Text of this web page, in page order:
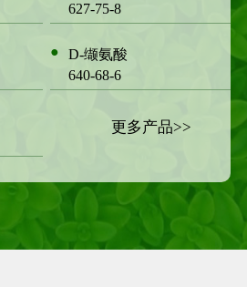
627-75-8
●
D-缬氨酸
640-68-6
更多产品>>